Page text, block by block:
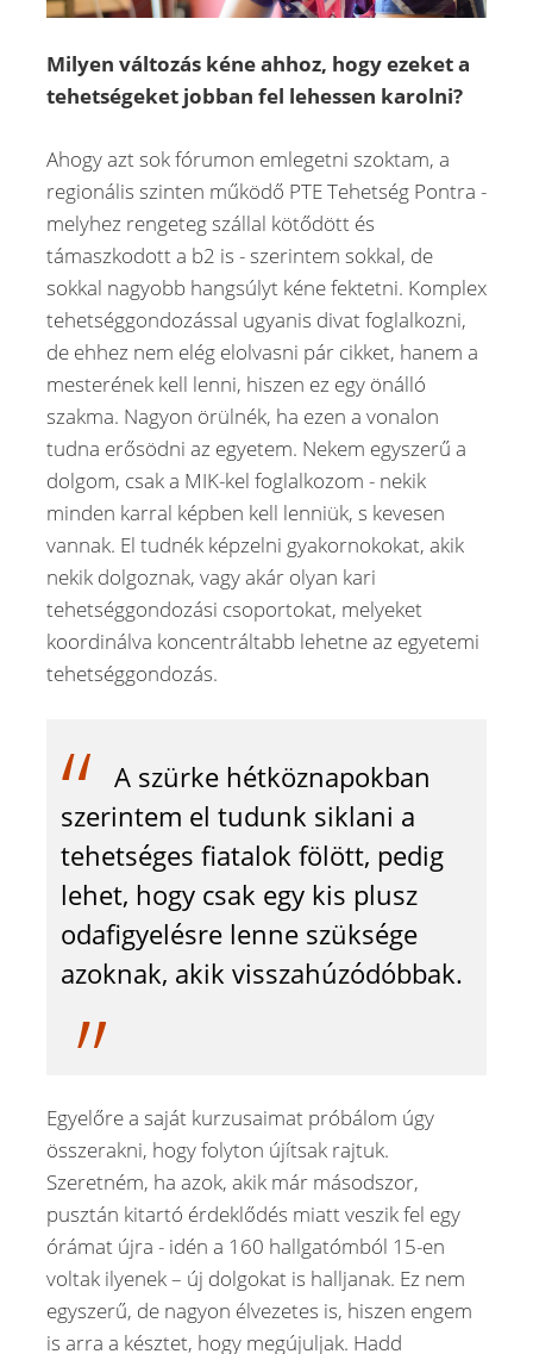
Milyen változás kéne ahhoz, hogy ezeket a
tehetségeket jobban fel lehessen karolni?
Ahogy azt sok fórumon emlegetni szoktam, a
regionális szinten működő PTE Tehetség Pontra -
melyhez rengeteg szállal kötődött és
támaszkodott a b2 is - szerintem sokkal, de
sokkal nagyobb hangsúlyt kéne fektetni. Komplex
tehetséggondozással ugyanis divat foglalkozni,
de ehhez nem elég elolvasni pár cikket, hanem a
mesterének kell lenni, hiszen ez egy önálló
szakma. Nagyon örülnék, ha ezen a vonalon
tudna erősödni az egyetem. Nekem egyszerű a
dolgom, csak a MIK-kel foglalkozom - nekik
minden karral képben kell lenniük, s kevesen
vannak. El tudnék képzelni gyakornokokat, akik
nekik dolgoznak, vagy akár olyan kari
tehetséggondozási csoportokat, melyeket
koordinálva koncentráltabb lehetne az egyetemi
tehetséggondozás.
A szürke hétköznapokban
szerintem el tudunk siklani a
tehetséges fiatalok fölött, pedig
lehet, hogy csak egy kis plusz
odafigyelésre lenne szüksége
azoknak, akik visszahúzódóbbak.
Egyelőre a saját kurzusaimat próbálom úgy
összerakni, hogy folyton újítsak rajtuk.
Szeretném, ha azok, akik már másodszor,
pusztán kitartó érdeklődés miatt veszik fel egy
órámat újra - idén a 160 hallgatómból 15-en
voltak ilyenek – új dolgokat is halljanak. Ez nem
egyszerű, de nagyon élvezetes is, hiszen engem
is arra a késztet, hogy megújuljak. Hadd